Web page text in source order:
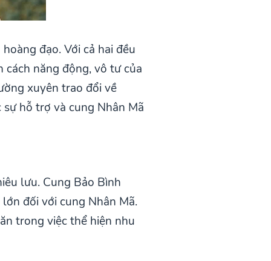
đạo. Với cả hai đều
năng động, vô tư của
xuyên trao đổi về
hỗ trợ và cung Nhân Mã
lưu. Cung Bảo Bình
đối với cung Nhân Mã.
trong việc thể hiện nhu